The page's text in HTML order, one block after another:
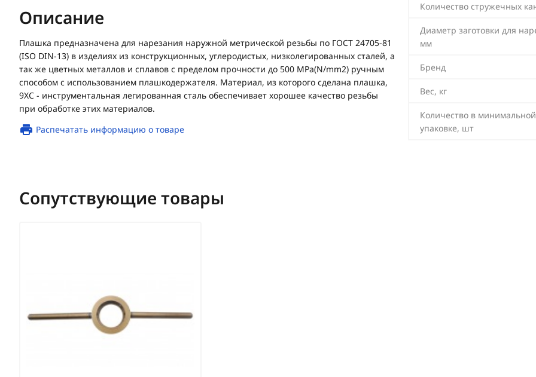
Количество стружечных
Диаметр заготовки для
мм
Бренд
Вес, кг
Количество в минимальной
упаковке, шт
Описание
Плашка предназначена для нарезания наружной метрической резьбы по ГОСТ 24705-81
(ISO DIN-13) в изделиях из конструкционных, углеродистых, низколегированных сталей, а
так же цветных металлов и сплавов с пределом прочности до 500 MPa(N/mm2) ручным
способом с использованием плашкодержателя. Материал, из которого сделана плашка,
9ХС - инструментальная легированная сталь обеспечивает хорошее качество резьбы
при обработке этих материалов.
Распечатать информацию о товаре
Сопутствующие товары